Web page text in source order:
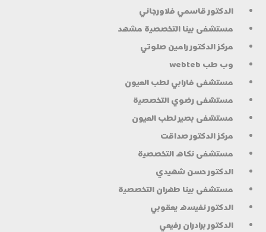
الدكتور قاسمي فلاورجاني
مستشفى بينا التخصصية مشهد
مركز الدكتور رامين صلوتي
وب طب webteb
مستشفى فارابي لطب العيون
مستشفى رضوي التخصصية
مستشفى بصير لطب العيون
مركز الدكتور صداقت
مستشفى نكاه التخصصية
الدكتور حسن شهيدي
مستشفى بينا طهران التخصصية
الدكتور نفيسه يعقوبي
الدكتور برادران رفيعي